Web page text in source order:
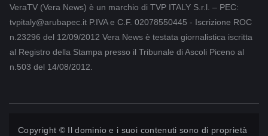
VeraTV (Vera News) è un marchio di TVP ITALY S.r.l. – PEC:
tvpitaly@arubapec.it P.IVA e C.F. 02078550445 - Iscrizione ROC
n.23296 del 12/09/2012 Vera News è testata giornalistica iscritta
al Registro della Stampa presso il Tribunale di Ascoli Piceno al
n.503 del 14/08/2012.
Copyright © Il dominio e i suoi contenuti sono di proprietà